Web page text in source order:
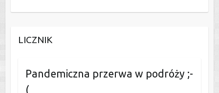
LICZNIK
Pandemiczna przerwa w podróży ;-
(